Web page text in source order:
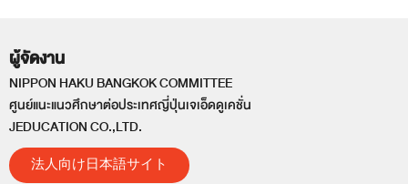
ผู้จัดงาน
NIPPON HAKU BANGKOK COMMITTEE
ศูนย์แนะแนวศึกษาต่อประเทศญี่ปุ่นเจเอ็ดดูเคชั่น
JEDUCATION CO.,LTD.
法人向け日本語サイト